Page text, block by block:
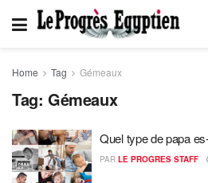
Home Tag Gémeaux
Tag: Gémeaux
Quel type de papa
PAR LE PROGRES STAFF